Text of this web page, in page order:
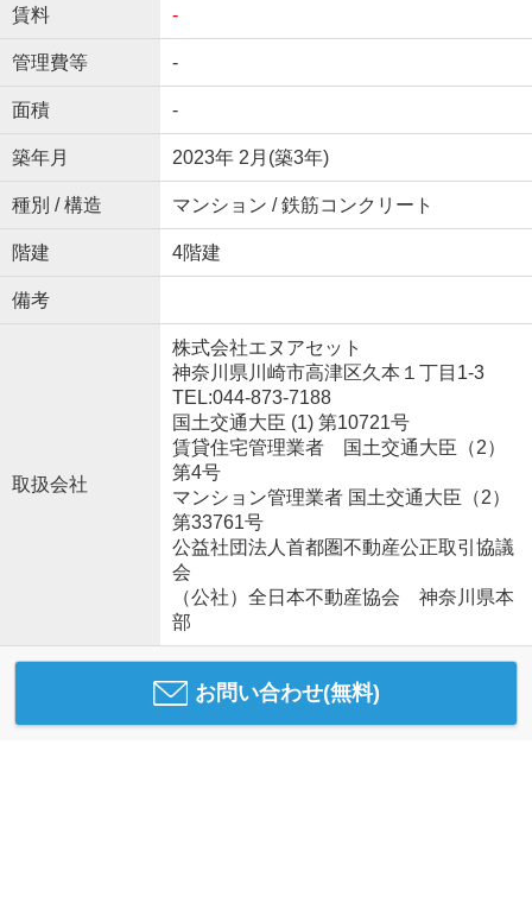
賃料 -
管理費等 -
面積 -
築年月 2023年 2月(築3年)
種別 / 構造 マンション / 鉄筋コンクリート
階建 4階建
備考
取扱会社
株式会社エヌアセット
神奈川県川崎市高津区久本１丁目1-3
TEL:044-873-7188
国土交通大臣 (1) 第10721号
賃貸住宅管理業者 国土交通大臣（2）
第4号
マンション管理業者 国土交通大臣（2）
第33761号
公益社団法人首都圏不動産公正取引協議
会
（公社）全日本不動産協会 神奈川県本
部
お問い合わせ(無料)